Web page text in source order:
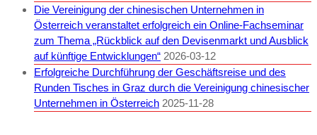
Die Vereinigung der chinesischen Unternehmen in
Österreich veranstaltet erfolgreich ein Online-Fachseminar
zum Thema „Rückblick auf den Devisenmarkt und Ausblick
auf künftige Entwicklungen“ 2026-03-12
Erfolgreiche Durchführung der Geschäftsreise und des
Runden Tisches in Graz durch die Vereinigung chinesischer
Unternehmen in Österreich 2025-11-28